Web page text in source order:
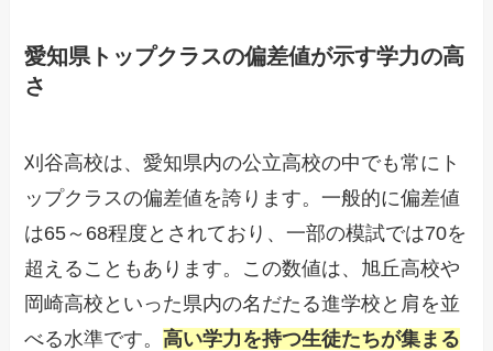
愛知県トップクラスの偏差値が示す学力の高
さ
刈谷高校は、愛知県内の公立高校の中でも常にト
ップクラスの偏差値を誇ります。一般的に偏差値
は65～68程度とされており、一部の模試では70を
超えることもあります。この数値は、旭丘高校や
岡崎高校といった県内の名だたる進学校と肩を並
べる水準です。高い学力を持つ生徒たちが集まる